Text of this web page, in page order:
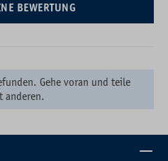
BEWERTUNG
Gehe voran und teile
anderen.